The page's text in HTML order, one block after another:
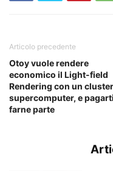
Articolo precedente
Otoy vuole rendere
economico il Light-field
Rendering con un
supercomputer, e
farne parte